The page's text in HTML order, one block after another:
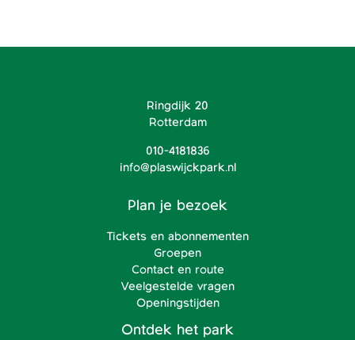
Ringdijk 20
Rotterdam
010-4181836
info@plaswijckpark.nl
Plan je bezoek
Tickets en abonnementen
Groepen
Contact en route
Veelgestelde vragen
Openingstijden
Ontdek het park